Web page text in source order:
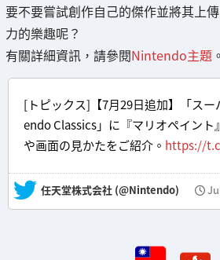
要不要嘗試創作自己的傑作並將其上
力的樂趣呢？
有關詳細資訊，請參閱Nintendo主題 。
[トピックス]【7月29日追加】「ス
endo Classics」に『マリオペイント
や画面の見かたをご紹介。 https://
— 任天堂株式会社 (@Nintendo)